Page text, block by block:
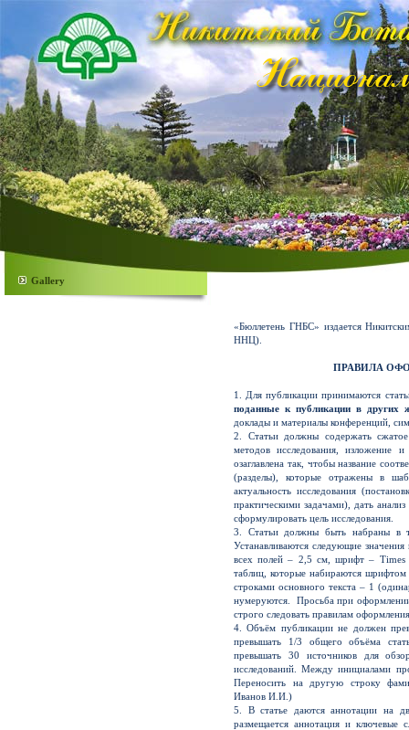
Gallery
«Бюллетень ГНБС» издается
ННЦ).
ПРАВИЛА
1. Для публикации принимаются
поданные к публикации в других
доклады и материалы конференций,
2. Статьи должны содержать
методов исследования, изложение
озаглавлена так, чтобы название
(разделы), которые отражены в
актуальность исследования
практическими задачами), дать
сформулировать цель исследования.
3. Статьи должны быть набраны в
Устанавливаются следующие
всех полей – 2,5 см, шрифт – Times
таблиц, которые набираются
строками основного текста – 1
нумеруются. Просьба при
строго следовать правилам
4. Объём публикации не должен
превышать 1/3 общего объёма
превышать 30 источников для
исследований. Между инициалами
Переносить на другую строку
Иванов И.И.)
5. В статье даются аннотации на
размещается аннотация и ключевые